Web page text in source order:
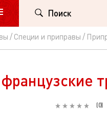
Поиск
Специи и приправы
(0)